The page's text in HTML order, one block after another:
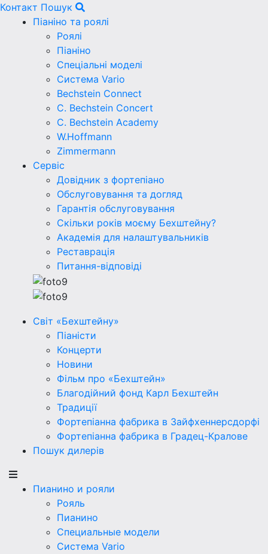
Контакт Пошук
Піаніно та роялі
Роялі
Піаніно
Спеціальні моделі
Система Vario
Bechstein Connect
C. Bechstein Concert
C. Bechstein Academy
W.Hoffmann
Zimmermann
Сервіс
Довідник з фортепіано
Обслуговування та догляд
Гарантія обслуговування
Скільки років моєму Бехштейну?
Академія для налаштувальників
Реставрація
Питання-відповіді
Світ «Бехштейну»
Піаністи
Концерти
Новини
Фільм про «Бехштейн»
Благодійний фонд Карл Бехштейн
Традиції
Фортепіанна фабрика в Зайфхеннерсдорфi
Фортепіанна фабрика в Градец-Кралове
Пошук дилерів
Пианино и рояли
Рояль
Пианино
Специальные модели
Система Vario